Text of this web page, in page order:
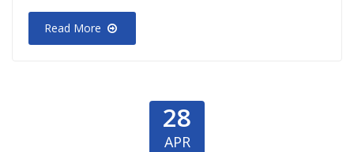
Read More
28
APR